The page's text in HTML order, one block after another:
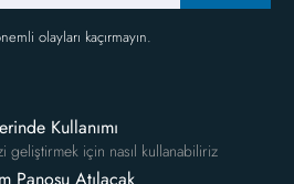
olayları kaçırmayın.
Kullanımı
geliştirmek için nasıl kullanabiliriz